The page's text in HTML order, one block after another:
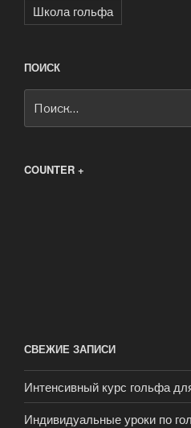
Школа гольфа
ПОИСК
COUNTER +
СВЕЖИЕ ЗАПИСИ
Интенсивный курс гольфа
Индивидуальные уроки по